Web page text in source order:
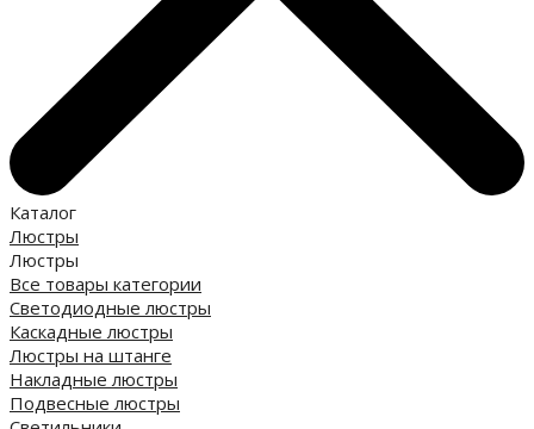
Каталог
Люстры
Люстры
Все товары категории
Светодиодные люстры
Каскадные люстры
Люстры на штанге
Накладные люстры
Подвесные люстры